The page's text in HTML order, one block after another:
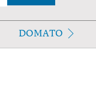
DOMATO